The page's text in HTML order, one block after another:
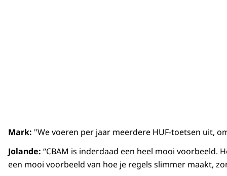
Mark: "We voeren per jaar meerdere HUF-toetsen uit,
Jolande: “CBAM is inderdaad een heel mooi
een mooi voorbeeld van hoe je regels slimmer maakt,